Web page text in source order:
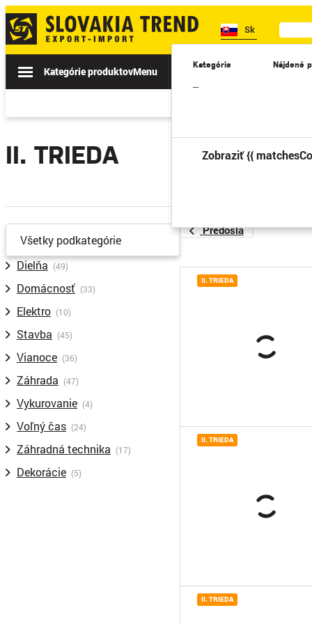
Sk
Kategórie
–
Nájdené
Zobraziť {{
Kategórie produktovMenu Akcie Novinky II. TRIEDA
II. TRIEDA
R2 - Poškodené
Všetky podkategórie
Dielňa (49)
Domácnosť (33)
Elektro (10)
Stavba (45)
Vianoce (36)
Záhrada (47)
Vykurovanie (4)
Voľný čas (24)
Záhradná technika (17)
Dekorácie (5)
Predošlá
II. TRIEDA
II. TRIEDA
II. TRIEDA